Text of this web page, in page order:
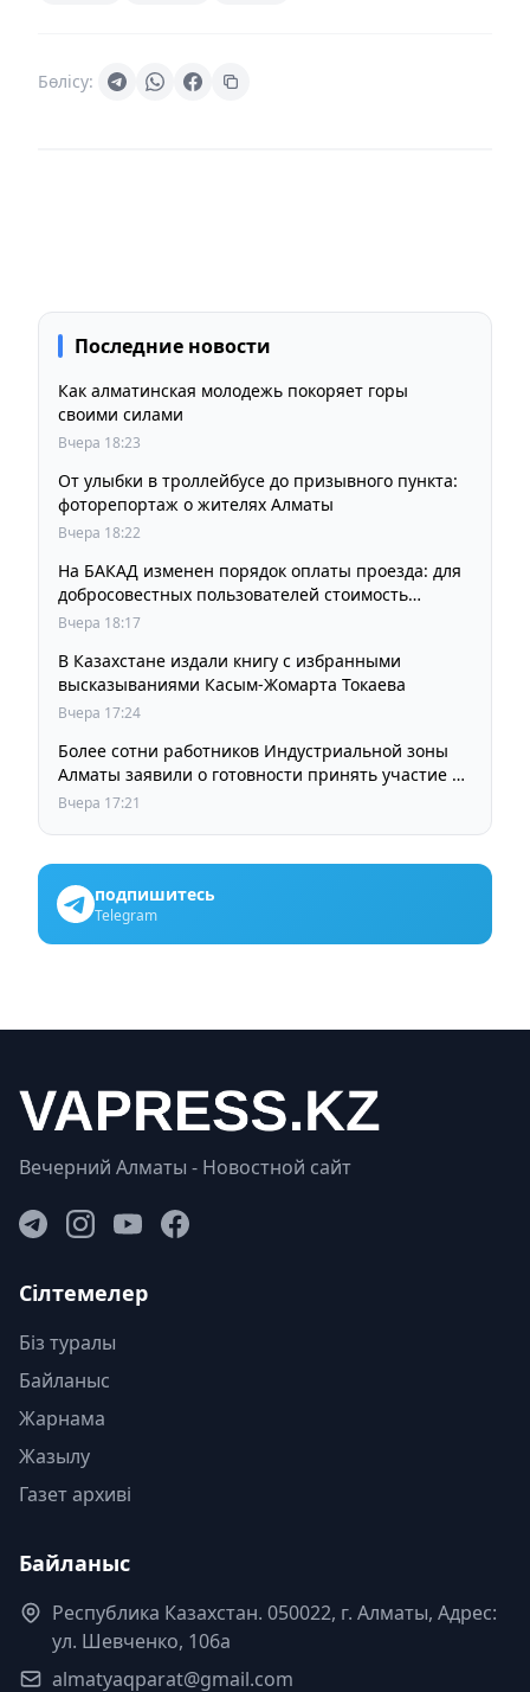
Бөлісу:
Последние новости
Как алматинская молодежь покоряет горы
своими силами
Вчера 18:23
От улыбки в троллейбусе до призывного пункта:
фоторепортаж о жителях Алматы
Вчера 18:22
На БАКАД изменен порядок оплаты проезда: для
добросовестных пользователей стоимость
остается прежней
Вчера 18:17
В Казахстане издали книгу с избранными
высказываниями Касым-Жомарта Токаева
Вчера 17:24
Более сотни работников Индустриальной зоны
Алматы заявили о готовности принять участие в
выборах членов Курылтая
Вчера 17:21
подпишитесь
Telegram
Вечерний Алматы - Новостной сайт
Сілтемелер
Біз туралы
Байланыс
Жарнама
Жазылу
Газет архиві
Байланыс
Республика Казахстан. 050022, г. Алматы, Адрес:
ул. Шевченко, 106а
almatyaqparat@gmail.com